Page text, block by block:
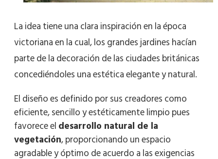
La idea tiene una clara inspiración en la época
victoriana en la cual, los grandes jardines hacían
parte de la decoración de las ciudades británicas
concediéndoles una estética elegante y natural.
El diseño es definido por sus creadores como
eficiente, sencillo y estéticamente limpio pues
favorece eldesarrollo natural de la
vegetación, proporcionando un espacio
agradable y óptimo de acuerdo a las exigencias